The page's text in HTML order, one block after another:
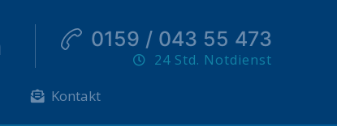
0159 / 043 55 473
24 Std. Notdienst
Kontakt